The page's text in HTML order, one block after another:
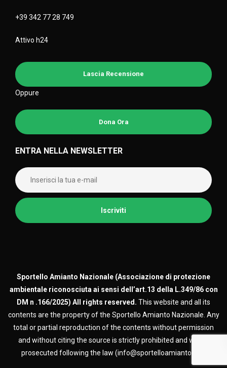
+39 342 77 28 749
Attivo h24
Lascia Recensione
Oppure
Dona Ora
ENTRA NELLA NEWSLETTER
Sportello Amianto Nazionale (Associazione di protezione
ambientale riconosciuta ai sensi dell’art.13 della L.349/86 con
DM n .166/2025) All rights reserved. This website and all its
contents are the property of the Sportello Amianto Nazionale. Any
total or partial reproduction of the contents without permission
and without citing the source is strictly prohibited and will be
prosecuted following the law (info@sportelloamianto.org)